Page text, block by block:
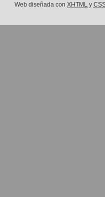
Web diseñada con XHTML y